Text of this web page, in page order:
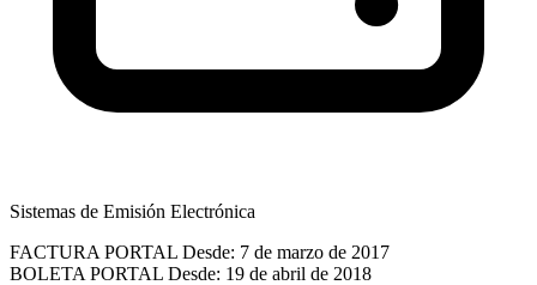
Sistemas de Emisión Electrónica
FACTURA PORTAL Desde: 7 de marzo de 2017
BOLETA PORTAL Desde: 19 de abril de 2018